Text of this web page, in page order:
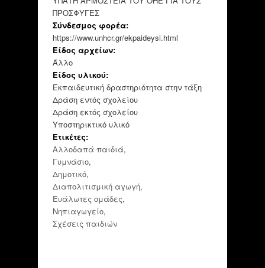
ΠΡΟΣΦΥΓΕΣ
Σύνδεσμος φορέα:
https://www.unhcr.gr/ekpaideysi.html
Είδος αρχείων:
Άλλο
Είδος υλικού:
Εκπαιδευτική δραστηριότητα στην τάξη
Δράση εντός σχολείου
Δράση εκτός σχολείου
Υποστηρικτικό υλικό
Ετικέτες:
Αλλοδαπά παιδιά,
Γυμνάσιο,
Δημοτικό,
Διαπολιτισμική αγωγή,
Ευάλωτες ομάδες,
Νηπιαγωγείο,
Σχέσεις παιδιών